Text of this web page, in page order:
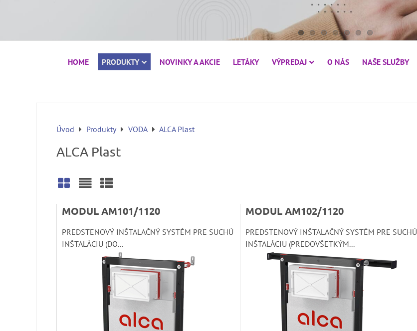
HOME PRODUKTY NOVINKY A AKCIE LETÁKY VÝPREDAJ O NÁS NAŠE SLUŽBY
Úvod Produkty VODA ALCA Plast
ALCA Plast
Mriežka
MODUL AM101/1120
PREDSTENOVÝ INŠTALAČNÝ SYSTÉM PRE SUCHÚ
INŠTALÁCIU (DO...
MODUL AM102/1120
PREDSTENOVÝ INŠTALAČNÝ SYSTÉM PRE SUCHÚ
INŠTALÁCIU (PREDOVŠETKÝM...